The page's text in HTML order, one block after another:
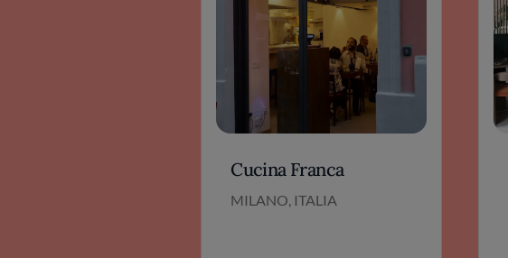
Cucina Franca
MILANO, ITALIA